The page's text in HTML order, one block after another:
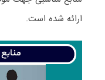
ارائه شده است.